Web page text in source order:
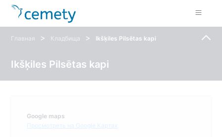
Главная > Кладбища > Ikšķiles Pilsētas kapi
Ikšķiles Pilsētas kapi
Google maps
Просмотреть на Google Картах